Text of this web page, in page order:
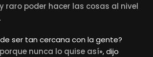
raro poder hacer las cosas al nivel
ser tan cercana con la gente?
nunca lo quise así», dijo